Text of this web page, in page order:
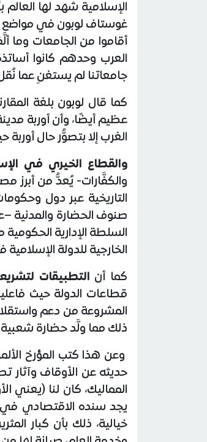
الإسلامية شهد لها
غوستاف لوبون في مواضع
أقاموا من الجامعات وما
العرب وحدهم كانوا
جامعاتنا لم يستغنِ عما
كما قال لوبون بلغة
عظيم أيضًا، وأن أوربة
الغرب إلا بتصوُّر حال أوربة
والقطاع الخيري في
والكفَّارات- يُعدُّ من أبرز
التاريخية عبر دول
صنوف الحضارة والمدنية
السلطة الإدارية
الخارجية للدولة
كما أن التطبيقات
قطاعات الدولة حيث
المشروعة من دعم
ذلك مما ولَّد حضارة شعبية
وعن هذا كتب المؤرخ
حديثه عن الأوقاف وآثار
المماليك، كان لنا (يعني
يجد سنده الاقتصادي
خيالية، ذلك بأن كبار